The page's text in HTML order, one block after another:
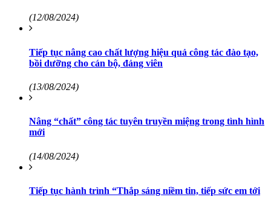
(12/08/2024)
Tiếp tục nâng cao chất lượng hiệu quả công tác đào tạo,
bồi dưỡng cho cán bộ, đảng viên
(13/08/2024)
Nâng “chất” công tác tuyên truyền miệng trong tình hình
mới
(14/08/2024)
Tiếp tục hành trình “Thắp sáng niềm tin, tiếp sức em tới